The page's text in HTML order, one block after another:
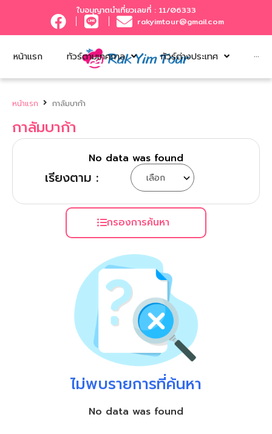
ใบอนุญาตนำเที่ยวเลขที่ : 11/06333
rakyimtour@gmail.com
หน้าแรก ทัวร์ตามเทศกาล ทัวร์ต่างประเทศ ···
หน้าแรก กาลัมบาก้า
กาลัมบาก้า
No data was found
เรียงตาม :
กรองการค้นหา
ไม่พบรายการที่ค้นหา
No data was found